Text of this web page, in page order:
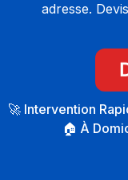
adresse.
🚀 Intervention
🏠 À